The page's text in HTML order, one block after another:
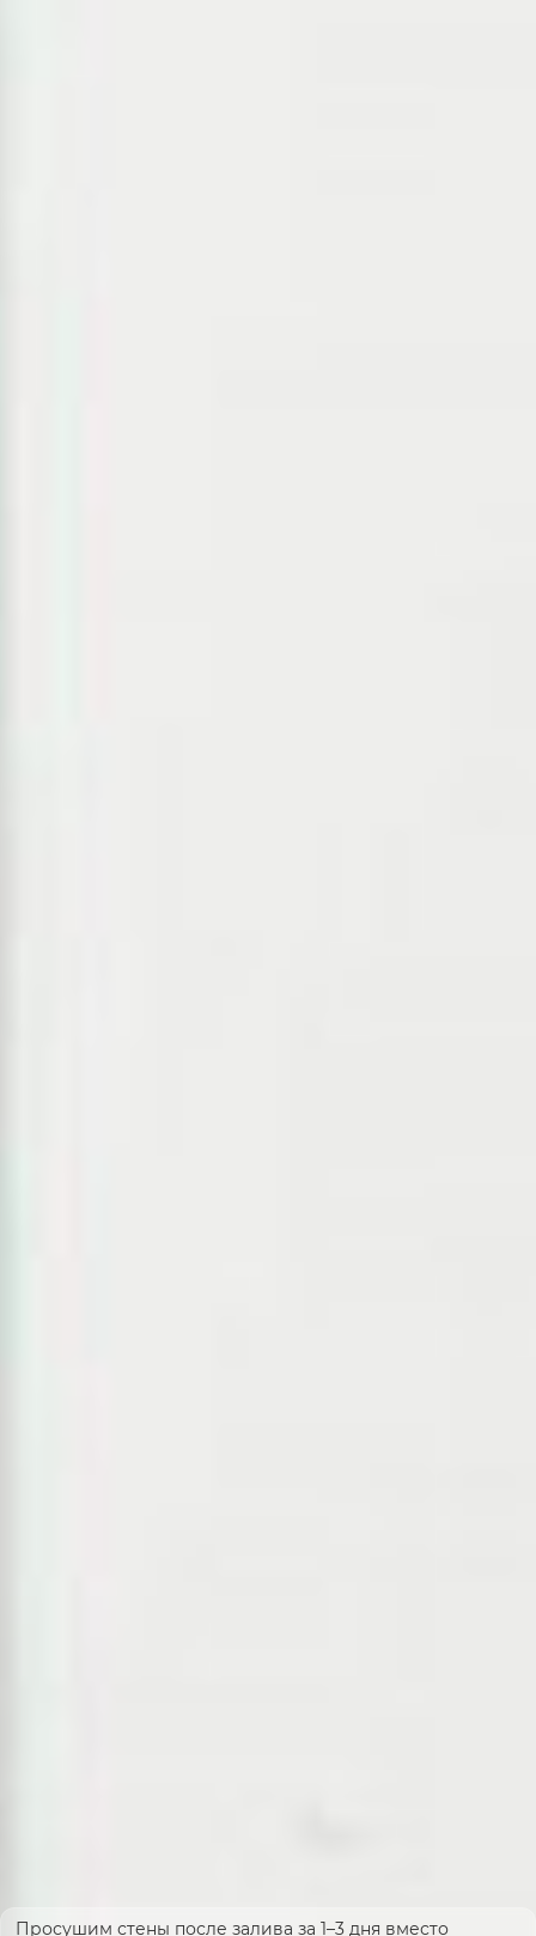
Просушим стены после залива за 1–3 дня вместо